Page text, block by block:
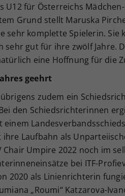
U12 für Österreichs
Grund stellt Maruska
sehr komplette Spielerin. Sie
gut für ihre zwölf Jahre.
eine Hoffnung für die
geehrt
zudem ein
den Schiedsrichterinnen
einem
Laufbahn als
Umpire 2022 noch im
bei ITF-
2020 als Linienrichterin
„Roumi“ Katzarova-